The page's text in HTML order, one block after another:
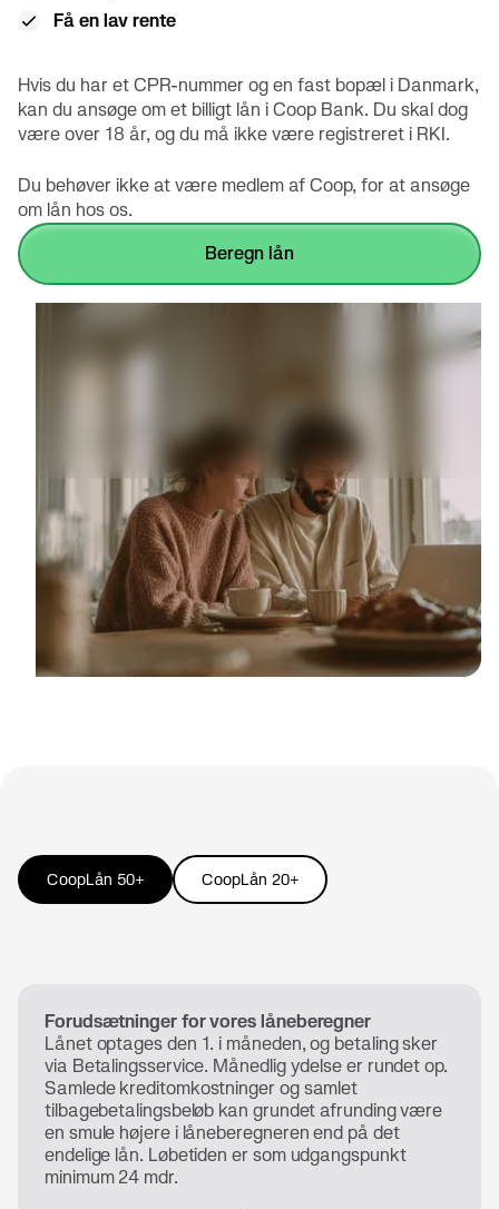
Få en lav rente
Hvis du har et CPR-nummer og en fast bopæl i Danmark,
kan du ansøge om et billigt lån i Coop Bank. Du skal dog
være over 18 år, og du må ikke være registreret i RKI.
Du behøver ikke at være medlem af Coop, for at ansøge
om lån hos os.
beregn lån
CoopLån 50+ CoopLån 20+
Forudsætninger for vores låneberegner
Lånet optages den 1. i måneden, og betaling sker
via Betalingsservice. Månedlig ydelse er rundet op.
Samlede kreditomkostninger og samlet
tilbagebetalingsbeløb kan grundet afrunding være
en smule højere i låneberegneren end på det
endelige lån. Løbetiden er som udgangspunkt
minimum 24 mdr.